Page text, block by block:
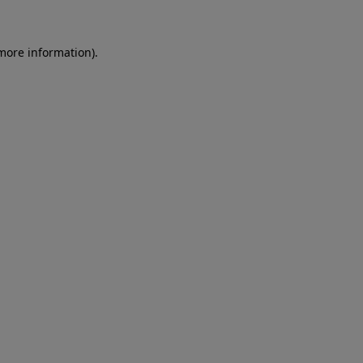
information).